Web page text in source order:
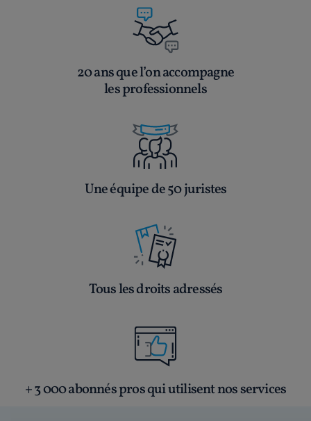
20 ans que l’on accompagne
les professionnels
Une équipe de 50 juristes
Tous les droits adressés
+ 3 000 abonnés pros qui utilisent nos services